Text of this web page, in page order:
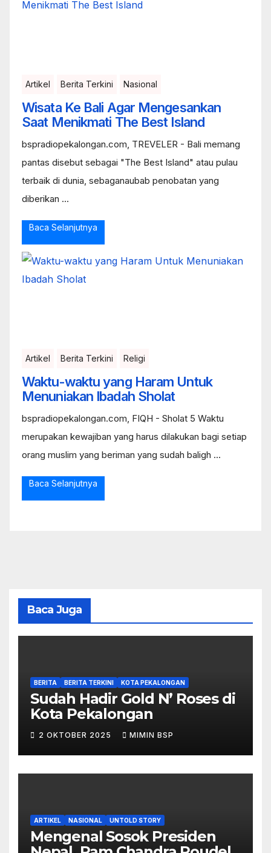
Artikel Berita Terkini Nasional
Wisata Ke Bali Agar Mengesankan
Saat Menikmati The Best Island
bspradiopekalongan.com, TREVELER - Bali memang
pantas disebut sebagai "The Best Island" atau pulau
terbaik di dunia, sebaganaubab penobatan yang
diberikan ...
Baca Selanjutnya
Artikel Berita Terkini Religi
Waktu-waktu yang Haram Untuk
Menuniakan Ibadah Sholat
bspradiopekalongan.com, FIQH - Sholat 5 Waktu
merupakan kewajiban yang harus dilakukan bagi setiap
orang muslim yang beriman yang sudah baligh ...
Baca Selanjutnya
Baca Juga
BERITA BERITA TERKINI KOTA PEKALONGAN
Sudah Hadir Gold N’ Roses di
Kota Pekalongan
2 OKTOBER 2025 MIMIN BSP
ARTIKEL NASIONAL UNTOLD STORY
Mengenal Sosok Presiden